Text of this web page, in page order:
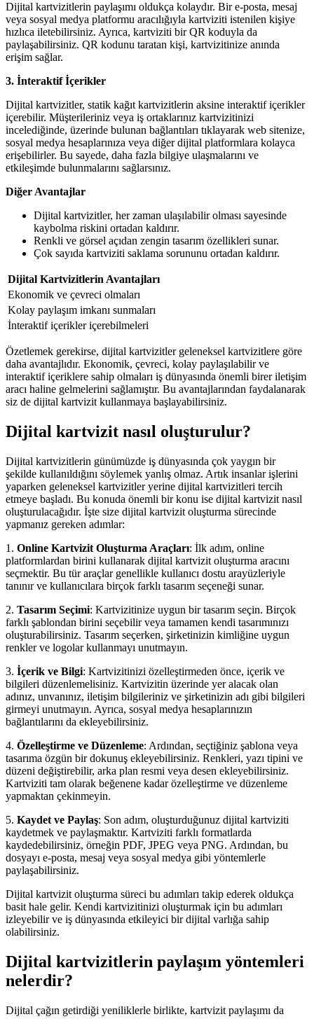
Dijital kartvizitlerin paylaşımı oldukça kolaydır. Bir e-posta, mesaj
veya sosyal medya platformu aracılığıyla kartviziti istenilen kişiye
hızlıca iletebilirsiniz. Ayrıca, kartviziti bir QR koduyla da
paylaşabilirsiniz. QR kodunu taratan kişi, kartvizitinize anında
erişim sağlar.
3. İnteraktif İçerikler
Dijital kartvizitler, statik kağıt kartvizitlerin aksine interaktif içerikler
içerebilir. Müşterileriniz veya iş ortaklarınız kartvizitinizi
incelediğinde, üzerinde bulunan bağlantıları tıklayarak web sitenize,
sosyal medya hesaplarınıza veya diğer dijital platformlara kolayca
erişebilirler. Bu sayede, daha fazla bilgiye ulaşmalarını ve
etkileşimde bulunmalarını sağlarsınız.
Diğer Avantajlar
Dijital kartvizitler, her zaman ulaşılabilir olması sayesinde
kaybolma riskini ortadan kaldırır.
Renkli ve görsel açıdan zengin tasarım özellikleri sunar.
Çok sayıda kartviziti saklama sorununu ortadan kaldırır.
Dijital Kartvizitlerin Avantajları
Ekonomik ve çevreci olmaları
Kolay paylaşım imkanı sunmaları
İnteraktif içerikler içerebilmeleri
Özetlemek gerekirse, dijital kartvizitler geleneksel kartvizitlere göre
daha avantajlıdır. Ekonomik, çevreci, kolay paylaşılabilir ve
interaktif içeriklere sahip olmaları iş dünyasında önemli birer iletişim
aracı haline gelmelerini sağlamıştır. Bu avantajlarından faydalanarak
siz de dijital kartvizit kullanmaya başlayabilirsiniz.
Dijital kartvizit nasıl oluşturulur?
Dijital kartvizitlerin günümüzde iş dünyasında çok yaygın bir
şekilde kullanıldığını söylemek yanlış olmaz. Artık insanlar işlerini
yaparken geleneksel kartvizitler yerine dijital kartvizitleri tercih
etmeye başladı. Bu konuda önemli bir konu ise dijital kartvizit nasıl
oluşturulacağıdır. İşte size dijital kartvizit oluşturma sürecinde
yapmanız gereken adımlar:
1. Online Kartvizit Oluşturma Araçları: İlk adım, online
platformlardan birini kullanarak dijital kartvizit oluşturma aracını
seçmektir. Bu tür araçlar genellikle kullanıcı dostu arayüzleriyle
tanınır ve kullanıcılara birçok farklı tasarım seçeneği sunar.
2. Tasarım Seçimi: Kartvizitinize uygun bir tasarım seçin. Birçok
farklı şablondan birini seçebilir veya tamamen kendi tasarımınızı
oluşturabilirsiniz. Tasarım seçerken, şirketinizin kimliğine uygun
renkler ve logolar kullanmayı unutmayın.
3. İçerik ve Bilgi: Kartvizitinizi özelleştirmeden önce, içerik ve
bilgileri düzenlemelisiniz. Kartvizitin üzerinde yer alacak olan
adınız, unvanınız, iletişim bilgileriniz ve şirketinizin adı gibi bilgileri
girmeyi unutmayın. Ayrıca, sosyal medya hesaplarınızın
bağlantılarını da ekleyebilirsiniz.
4. Özelleştirme ve Düzenleme: Ardından, seçtiğiniz şablona veya
tasarıma özgün bir dokunuş ekleyebilirsiniz. Renkleri, yazı tipini ve
düzeni değiştirebilir, arka plan resmi veya desen ekleyebilirsiniz.
Kartviziti tam olarak beğenene kadar özelleştirme ve düzenleme
yapmaktan çekinmeyin.
5. Kaydet ve Paylaş: Son adım, oluşturduğunuz dijital kartviziti
kaydetmek ve paylaşmaktır. Kartviziti farklı formatlarda
kaydedebilirsiniz, örneğin PDF, JPEG veya PNG. Ardından, bu
dosyayı e-posta, mesaj veya sosyal medya gibi yöntemlerle
paylaşabilirsiniz.
Dijital kartvizit oluşturma süreci bu adımları takip ederek oldukça
basit hale gelir. Kendi kartvizitinizi oluşturmak için bu adımları
izleyebilir ve iş dünyasında etkileyici bir dijital varlığa sahip
olabilirsiniz.
Dijital kartvizitlerin paylaşım yöntemleri
nelerdir?
Dijital çağın getirdiği yeniliklerle birlikte, kartvizit paylaşımı da